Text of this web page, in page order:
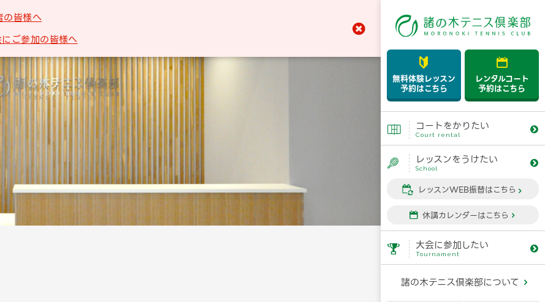

無料体験レッスン
予約はこちら

レンタルコート
予約はこちら
 コートをかりたい
Court rental

 レッスンをうけたい
School

 レッスンWEB振替はこちら 
 休講カレンダーはこちら 
 大会に参加したい
Tournament

諸の木テニス倶楽部について 
の皆様へ
にご参加の皆様へ
